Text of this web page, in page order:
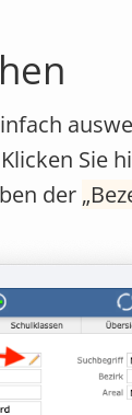
Sie
der